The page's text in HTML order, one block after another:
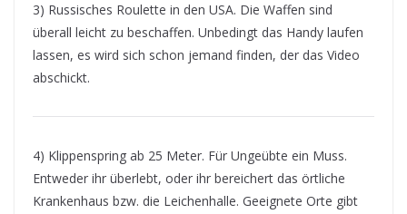
3) Russisches Roulette in den USA. Die Waffen sind
überall leicht zu beschaffen. Unbedingt das Handy laufen
lassen, es wird sich schon jemand finden, der das Video
abschickt.
4) Klippenspring ab 25 Meter. Für Ungeübte ein Muss.
Entweder ihr überlebt, oder ihr bereichert das örtliche
Krankenhaus bzw. die Leichenhalle. Geeignete Orte gibt